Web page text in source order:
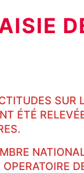
SUR
ÉTÉ